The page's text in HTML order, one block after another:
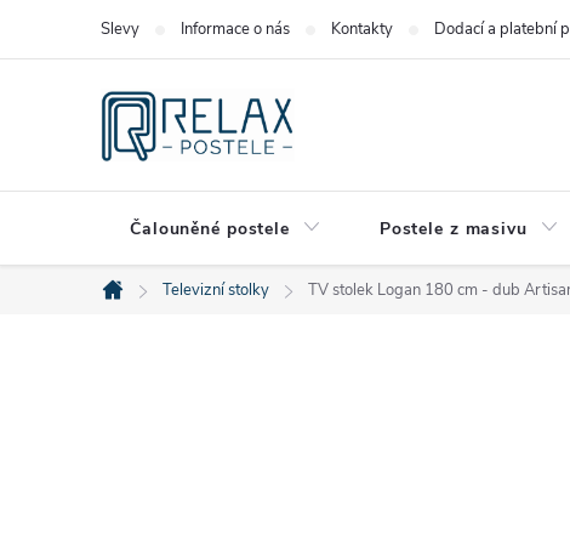
Slevy Informace o nás Kontakty Dodací a platební
Čalouněné postele Postele z masivu
Domů
Televizní stolky TV stolek Logan 180 cm - dub